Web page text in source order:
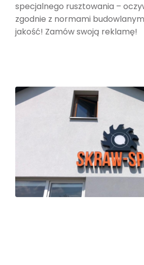
specjalnego rusztowania –
zgodnie z normami
jakość! Zamów swoją reklamę!